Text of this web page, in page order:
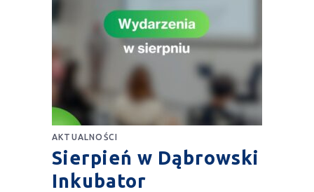
AKTUALNOŚCI
Sierpień w Dąbrowski
Inkubator